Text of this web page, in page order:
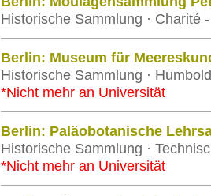
Historische Sammlung · Charité
Berlin: Museum für
Historische Sammlung ·
*Nicht mehr an Universität
Berlin: Paläobotanische
Historische Sammlung ·
*Nicht mehr an Universität